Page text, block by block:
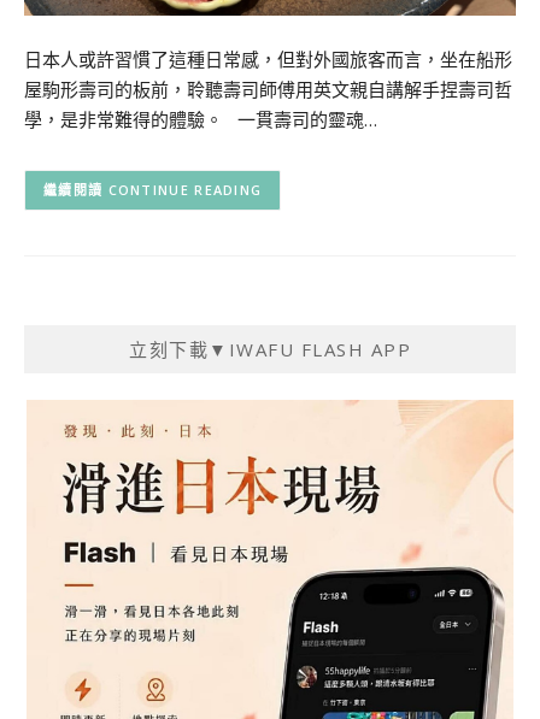
日本人或許習慣了這種日常感，但對外國旅客而言，坐在船形
屋駒形壽司的板前，聆聽壽司師傅用英文親自講解手捏壽司哲
學，是非常難得的體驗。 一貫壽司的靈魂…
CONTINUE READING
立刻下載▼IWAFU FLASH APP